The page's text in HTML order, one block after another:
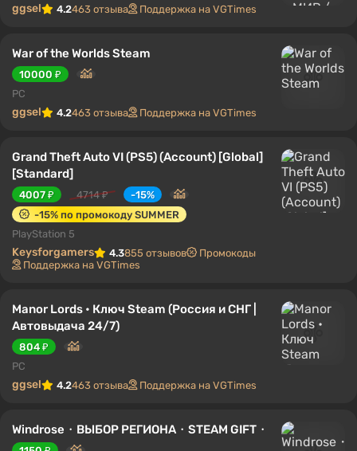
ggsel 4.2463 отзыва Поддержка на VGTimes
War of the Worlds Steam
10000 ₽
PC
ggsel 4.2463 отзыва Поддержка на VGTimes
Grand Theft Auto VI (PS5) (Account) [Global]
[Standard]
4007 ₽ 4714 ₽
-15%
-15% по промокоду SUMMER
PlayStation 5
Keysforgamers 4.3855 отзывов
Промокоды
Поддержка на VGTimes
Manor Lords • Ключ Steam (Россия и СНГ |
Автовыдача 24/7)
804 ₽
PC
ggsel 4.2463 отзыва Поддержка на VGTimes
Windrose・ВЫБОР РЕГИОНА・STEAM GIFT・